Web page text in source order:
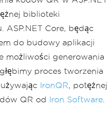
biblioteki
ASP.NET Core, będąc
do budowy aplikacji
możliwości generowania
proces tworzenia
IronQR, potężnej
QR od Iron Software